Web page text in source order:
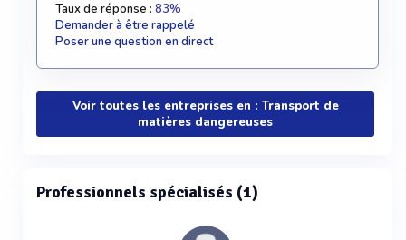
Taux de réponse : 83%
Demander à être rappelé
Poser une question en direct
Voir toutes les entreprises en : Transport de
matières dangereuses
Professionnels spécialisés (1)